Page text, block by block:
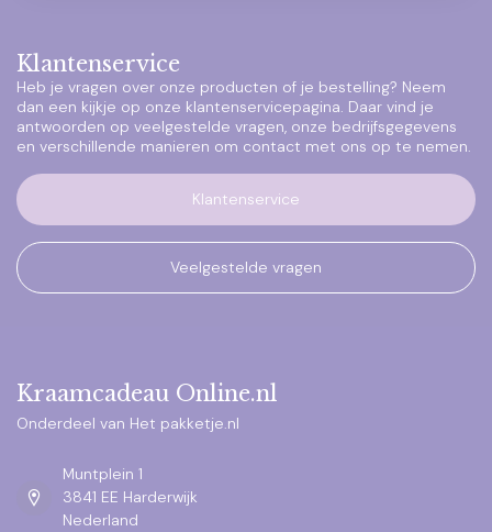
Klantenservice
Heb je vragen over onze producten of je bestelling? Neem
dan een kijkje op onze klantenservicepagina. Daar vind je
antwoorden op veelgestelde vragen, onze bedrijfsgegevens
en verschillende manieren om contact met ons op te nemen.
Klantenservice
Veelgestelde vragen
Kraamcadeau Online.nl
Onderdeel van Het pakketje.nl
Muntplein 1
3841 EE Harderwijk
Nederland